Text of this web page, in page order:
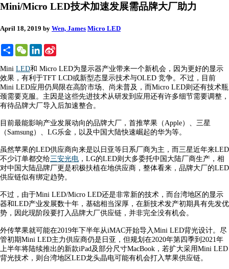
Mini/Micro LED技术加速发展需品牌大厂助力
April 18, 2019 by Wen, James Micro LED
ShareWeChatLinkedIn
Mini LED和 Micro LED为显示器产业带来一个新机会，因为更好的显示
效果，有利于TFT LCD或新型态显示技术与OLED 竞争。不过，目前
Mini LED应用仍局限在高阶市场、尚未普及，而Micro LED则还有技术瓶
颈需要克服。主因是这些先进技术从研发到应用还有许多细节需要调整，
有待品牌大厂导入后加速整合。
目前最能影响产业发展动向的品牌大厂，首推苹果（Apple）、三星
（Samsung）、LG乐金，以及中国大陆快速崛起的华为等。
虽然苹果的LED供应商向来是以日亚等日系厂商为主，而三星近年来LED
不少订单都交给三安光电 ，LG的LED则大多委托中国大陆厂商生产，相
对中国大陆品牌厂更是积极扶植在地供应商，整体看来，品牌大厂的LED
供应链似有绑定趋势。
不过，由于Mini LED/Micro LED还是非常新的技术，而台湾地区的显示
器和LED产业发展数十年，基础相当深厚，在新技术发产初期具有先发优
势，因此现阶段要打入品牌大厂供应链，并非完全没有机会。
外传苹果就可能在2019年下半年从iMAC开始导入Mini LED背光设计。尽
管初期Mini LED主力供应商仍是日亚，但规划在2020年第四季到2021年
上半年将陆续推出的新款iPad及部分尺寸MacBook，若扩大采用Mini LED
背光技术，则台湾地区LED龙头晶电可能有机会打入苹果供应链。